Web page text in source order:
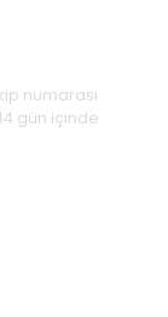
numarası
gün içinde